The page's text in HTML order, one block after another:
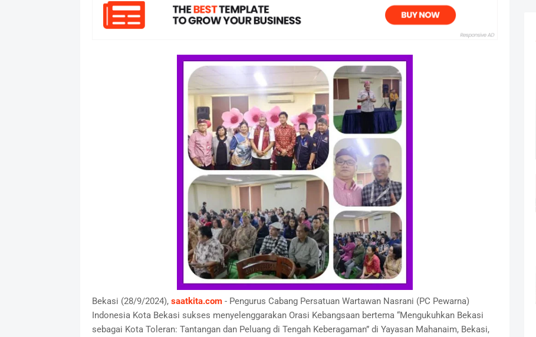
Bekasi (28/9/2024), saatkita.com- Pengurus Cabang Persatuan Wartawan Nasrani (PC Pewarna)
Indonesia Kota Bekasi sukses menyelenggarakan Orasi Kebangsaan bertema “Mengukuhkan Bekasi
sebagai Kota Toleran: Tantangan dan Peluang di Tengah Keberagaman” di Yayasan Mahanaim, Bekasi,